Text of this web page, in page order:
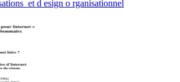
et d esign o rganisationnel